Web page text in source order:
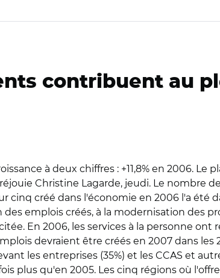
contribuent au
à deux chiffres : +11,8% en 2006. Le
Christine Lagarde, jeudi. Le nombre
cinq créé dans l'économie en 2006 l'a été
des emplois créés, à la modernisation des
En 2006, les services à la personne ont
devraient être créés en 2007 dans les
les entreprises (35%) et les CCAS et
plus qu'en 2005. Les cinq régions où